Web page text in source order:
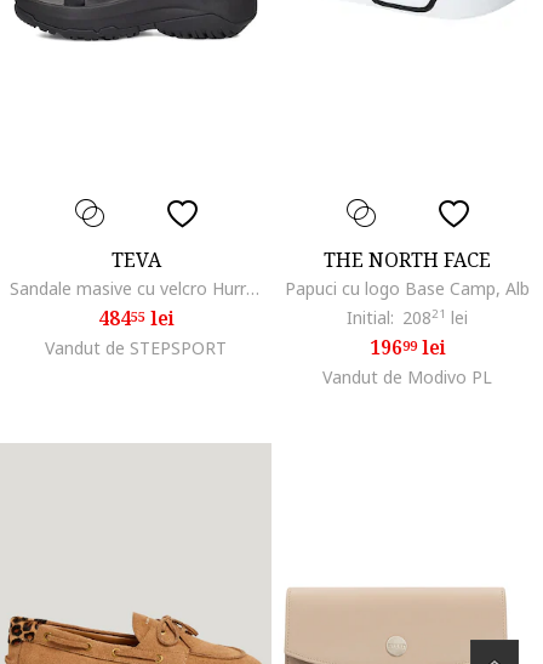
TEVA
Sandale masive cu velcro Hurricane, Negru stins
48455lei
Vandut de STEPSPORT
THE NORTH FACE
Papuci cu logo Base Camp, Alb
Initial: 20821 lei
19699lei
Vandut de Modivo PL